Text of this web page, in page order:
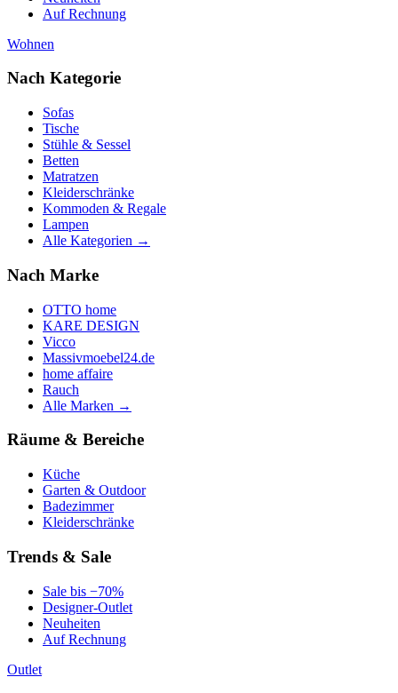
Auf Rechnung
Wohnen
Nach Kategorie
Sofas
Tische
Stühle & Sessel
Betten
Matratzen
Kleiderschränke
Kommoden & Regale
Lampen
Alle Kategorien →
Nach Marke
OTTO home
KARE DESIGN
Vicco
Massivmoebel24.de
home affaire
Rauch
Alle Marken →
Räume & Bereiche
Küche
Garten & Outdoor
Badezimmer
Kleiderschränke
Trends & Sale
Sale bis −70%
Designer-Outlet
Neuheiten
Auf Rechnung
Outlet